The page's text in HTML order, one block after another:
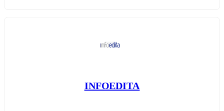
INFOEDITA